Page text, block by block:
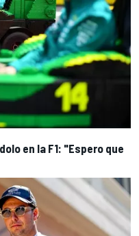
en la F1: "Espero que